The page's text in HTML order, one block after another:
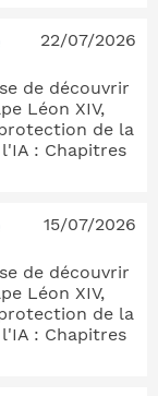
de découvrir
Léon XIV,
de la
: Chapitres
22/07/2026
de découvrir
Léon XIV,
de la
: Chapitres
15/07/2026